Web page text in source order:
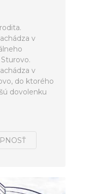
v
v
do ktorého
dovolenku